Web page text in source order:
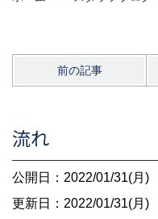
前の記事
流れ
公開日：2022/01/31(月)
更新日：2022/01/31(月)